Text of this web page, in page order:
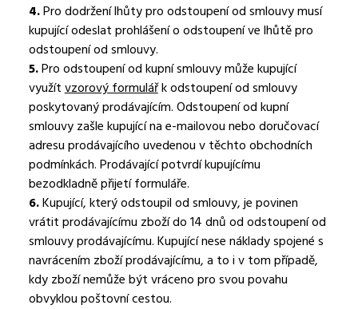
4.Pro dodržení lhůty pro odstoupení od smlouvy musí
kupující odeslat prohlášení o odstoupení ve lhůtě pro
odstoupení od smlouvy.
5.Pro odstoupení od kupní smlouvy může kupující
využít vzorový formulářk odstoupení od smlouvy
poskytovaný prodávajícím. Odstoupení od kupní
smlouvy zašle kupující na e-mailovou nebo doručovací
adresu prodávajícího uvedenou v těchto obchodních
podmínkách. Prodávající potvrdí kupujícímu
bezodkladně přijetí formuláře.
6.Kupující, který odstoupil od smlouvy, je povinen
vrátit prodávajícímu zboží do 14 dnů od odstoupení od
smlouvy prodávajícímu. Kupující nese náklady spojené s
navrácením zboží prodávajícímu, a to i v tom případě,
kdy zboží nemůže být vráceno pro svou povahu
obvyklou poštovní cestou.